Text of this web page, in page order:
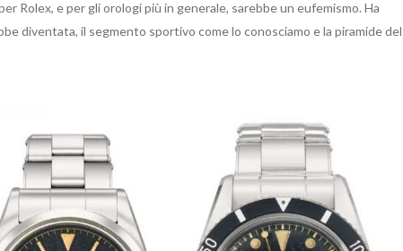
Rolex, e per gli orologi più in generale, sarebbe un eufemismo. Ha
diventata, il segmento sportivo come lo conosciamo e la piramide del